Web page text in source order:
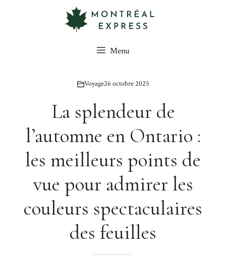
Menu
Voyage26 octobre 2025
La splendeur de
l’automne en Ontario :
les meilleurs points de
vue pour admirer les
couleurs spectaculaires
des feuilles